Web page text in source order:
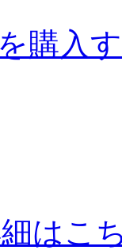
購入
はこ